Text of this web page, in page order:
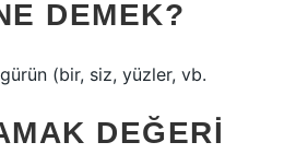
DEMEK?
(bir, siz, yüzler, vb.
DEĞERI